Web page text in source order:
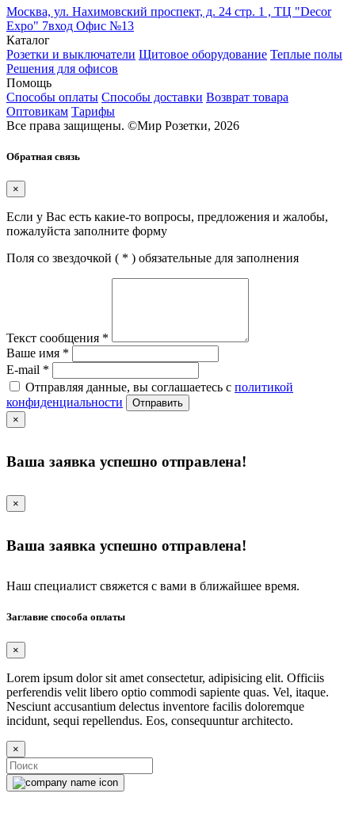
Москва, ул. Нахимовский проспект, д. 24 стр. 1 , ТЦ "Decor
Expo" 7вход Офис №13
Каталог
Розетки и выключатели Щитовое оборудование Теплые полы
Решения для офисов
Помощь
Способы оплаты Способы доставки Возврат товара
Оптовикам Тарифы
Все права защищены. ©Мир Розетки, 2026
Обратная связь
×
Если у Вас есть какие-то вопросы, предложения и жалобы,
пожалуйста заполните форму
Поля со звездочкой ( * ) обязательные для заполнения
Текст сообщения *
Ваше имя *
E-mail *
Отправляя данные, вы соглашаетесь с политикой
конфиденциальности
Отправить
×
Ваша заявка успешно отправлена!
×
Ваша заявка успешно отправлена!
Наш специалист свяжется с вами в ближайшее время.
Заглавие способа оплаты
×
Lorem ipsum dolor sit amet consectetur, adipisicing elit. Officiis
perferendis velit libero optio commodi sapiente quas. Vel, itaque.
Nesciunt accusantium delectus inventore facilis doloremque
incidunt, sequi repellendus. Eos, consequuntur architecto.
×